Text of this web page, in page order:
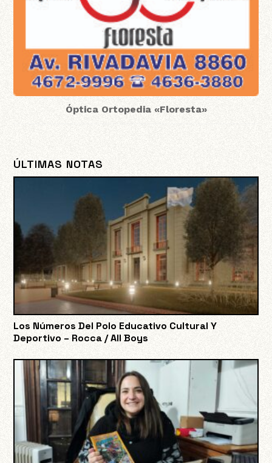
Óptica Ortopedia «Floresta»
ÚLTIMAS NOTAS
Los Números Del Polo Educativo Cultural Y
Deportivo – Rocca / All Boys